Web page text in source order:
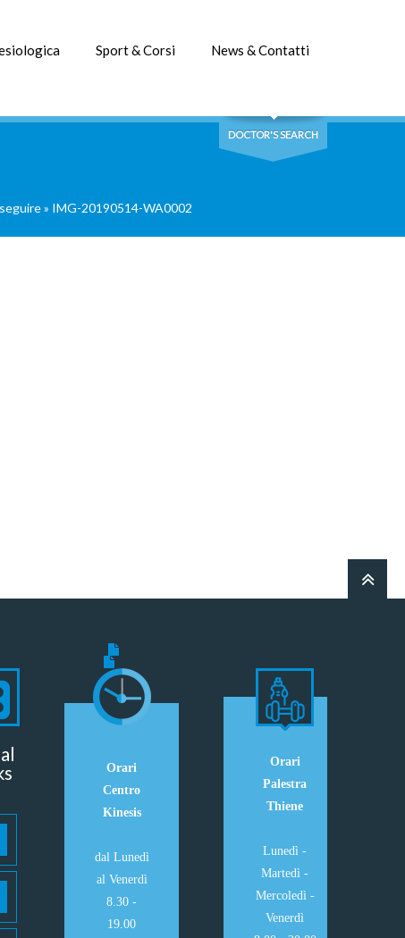
Sport & Corsi News & Contatti
DOCTOR'S SEARCH
» IMG-20190514-WA0002
Orari
Centro
Kinesis
dal Lunedì
al Venerdì
8.30 -
19.00
Orari
Palestra
Thiene
Lunedì -
Martedì -
Mercoledì -
Venerdì